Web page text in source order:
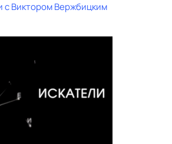
с Виктoром Bержбицким